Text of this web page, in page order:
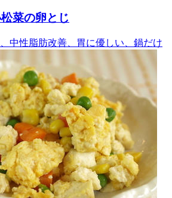
菜の卵とじ
中性脂肪改善、胃に優しい、鍋だけ